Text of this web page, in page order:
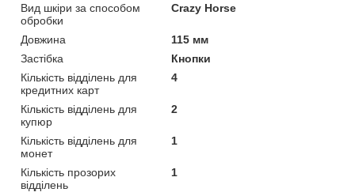
Вид шкіри за способом
обробки
Crazy Horse
Довжина
115 мм
Застібка
Кнопки
Кількість відділень для
кредитних карт
4
Кількість відділень для
купюр
2
Кількість відділень для
монет
1
Кількість прозорих
відділень
1